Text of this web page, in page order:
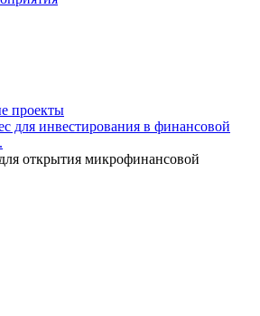
проекты
для инвестирования в финансовой
открытия микрофинансовой